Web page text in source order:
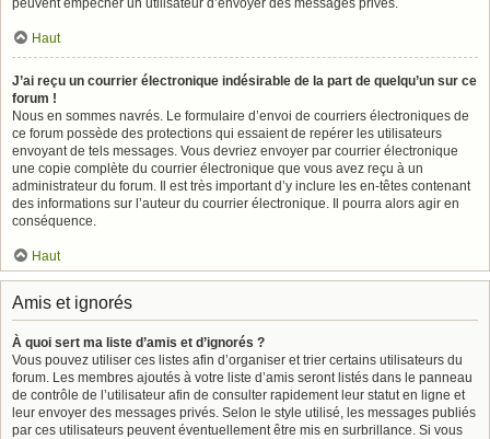
peuvent empêcher un utilisateur d’envoyer des messages privés.
Haut
J’ai reçu un courrier électronique indésirable de la part de quelqu’un sur ce
forum !
Nous en sommes navrés. Le formulaire d’envoi de courriers électroniques de
ce forum possède des protections qui essaient de repérer les utilisateurs
envoyant de tels messages. Vous devriez envoyer par courrier électronique
une copie complète du courrier électronique que vous avez reçu à un
administrateur du forum. Il est très important d’y inclure les en-têtes contenant
des informations sur l’auteur du courrier électronique. Il pourra alors agir en
conséquence.
Haut
Amis et ignorés
À quoi sert ma liste d’amis et d’ignorés ?
Vous pouvez utiliser ces listes afin d’organiser et trier certains utilisateurs du
forum. Les membres ajoutés à votre liste d’amis seront listés dans le panneau
de contrôle de l’utilisateur afin de consulter rapidement leur statut en ligne et
leur envoyer des messages privés. Selon le style utilisé, les messages publiés
par ces utilisateurs peuvent éventuellement être mis en surbrillance. Si vous